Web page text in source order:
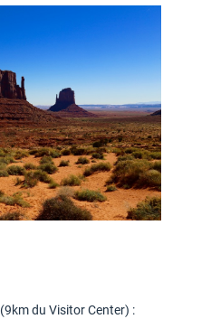
(9km du Visitor Center) :